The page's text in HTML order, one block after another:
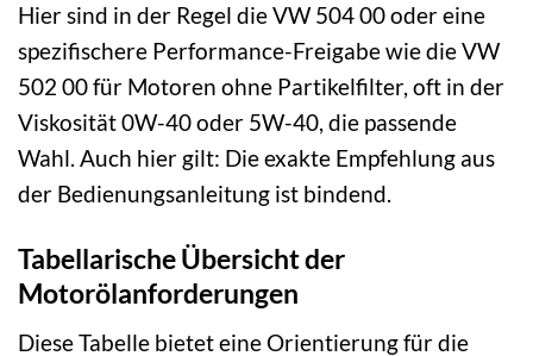
Hier sind in der Regel die VW 504 00 oder eine
spezifischere Performance-Freigabe wie die VW
502 00 für Motoren ohne Partikelfilter, oft in der
Viskosität 0W-40 oder 5W-40, die passende
Wahl. Auch hier gilt: Die exakte Empfehlung aus
der Bedienungsanleitung ist bindend.
Tabellarische Übersicht der
Motorölanforderungen
Diese Tabelle bietet eine Orientierung für die